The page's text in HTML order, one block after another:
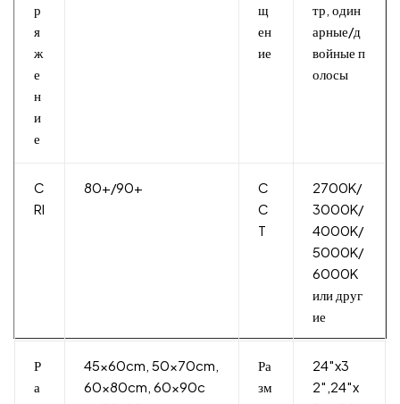
р
я
ж
е
н
и
е
щ
ен
ие
тр, один
арные/д
войные п
олосы
C
RI
80+/90+
C
C
T
2700K/
3000K/
4000K/
5000K/
6000K
или друг
ие
Р
а
45x60cm, 50x70cm,
60x80cm, 60x90c
Ра
зм
24″x3
2″,24″x